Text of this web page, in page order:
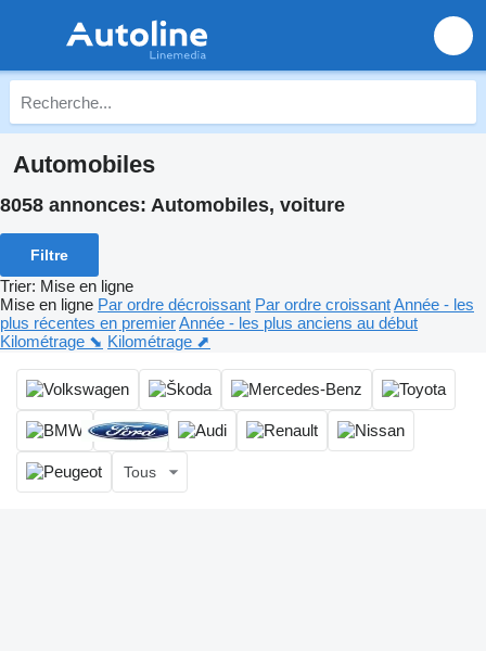
Automobiles
8058 annonces: Automobiles, voiture
Filtre
Trier: Mise en ligne
Mise en ligne Par ordre décroissant Par ordre croissantAnnée - les
plus récentes en premierAnnée - les plus anciens au début
Kilométrage ⬊ Kilométrage ⬈
Tous